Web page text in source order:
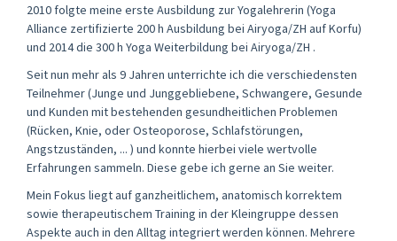
2010 folgte meine erste Ausbildung zur Yogalehrerin (Yoga
Alliance zertifizierte 200 h Ausbildung bei Airyoga/ZH auf Korfu)
und 2014 die 300 h Yoga Weiterbildung bei Airyoga/ZH .
Seit nun mehr als 9 Jahren unterrichte ich die verschiedensten
Teilnehmer (Junge und Junggebliebene, Schwangere, Gesunde
und Kunden mit bestehenden gesundheitlichen Problemen
(Rücken, Knie, oder Osteoporose, Schlafstörungen,
Angstzuständen, ... ) und konnte hierbei viele wertvolle
Erfahrungen sammeln. Diese gebe ich gerne an Sie weiter.
Mein Fokus liegt auf ganzheitlichem, anatomisch korrektem
sowie therapeutischem Training in der Kleingruppe dessen
Aspekte auch in den Alltag integriert werden können. Mehrere